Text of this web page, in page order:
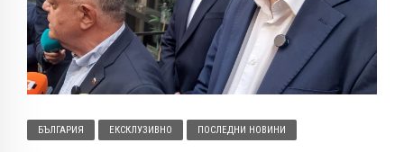
БЪЛГАРИЯ ЕКСКЛУЗИВНО ПОСЛЕДНИ НОВИНИ